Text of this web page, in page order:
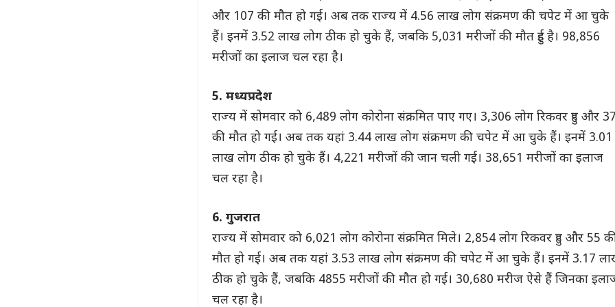
और 107 की मौत हो गई। अब तक राज्य में 4.56 लाख लोग संक्रमण की चपेट में आ चुके
हैं। इनमें 3.52 लाख लोग ठीक हो चुके हैं, जबकि 5,031 मरीजों की मौत हुई है। 98,856
मरीजों का इलाज चल रहा है।
5. मध्यप्रदेश
राज्य में सोमवार को 6,489 लोग कोरोना संक्रमित पाए गए। 3,306 लोग रिकवर हुए और 37
की मौत हो गई। अब तक यहां 3.44 लाख लोग संक्रमण की चपेट में आ चुके हैं। इनमें 3.01
लाख लोग ठीक हो चुके हैं। 4,221 मरीजों की जान चली गई। 38,651 मरीजों का इलाज
चल रहा है।
6. गुजरात
राज्य में सोमवार को 6,021 लोग कोरोना संक्रमित मिले। 2,854 लोग रिकवर हुए और 55
मौत हो गई। अब तक यहां 3.53 लाख लोग संक्रमण की चपेट में आ चुके हैं। इनमें 3.17
ठीक हो चुके हैं, जबकि 4855 मरीजों की मौत हो गई। 30,680 मरीज ऐसे हैं जिनका
चल रहा है।